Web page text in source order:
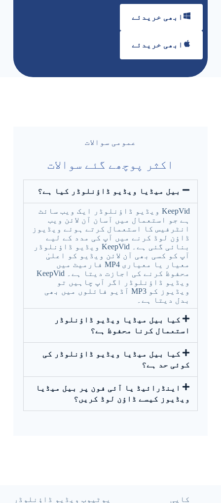
ابھی خریدئے
ابھی خریدئے
عمومی سوالات
اکثر پوچھے گئے سوالات
بیل میڈیا ویڈیو ڈاؤنلوڈر کیا ہے؟
KeepVid ویڈیو ڈاؤنلوڈر ایک ویب سائٹ
ہے جو استعمال میں آسان آن لائن ویب
انٹرفیس کا استعمال کرتے ہوئے ویڈیوز
ڈاؤن لوڈ کرنے میں آپ کی مدد کے لیے
بنائی گئی ہے۔ KeepVid ویڈیو ڈاؤنلوڈر
آپ کو کسی بھی آن لائن ویڈیو کو اعلیٰ
معیار یا معیاری MP4 فارمیٹ میں
محفوظ کرنے کی اجازت دیتا ہے۔ KeepVid
ویڈیو ڈاؤنلوڈر اگر آپ چاہیں تو
ویڈیوز کو MP3 آڈیو فائلوں میں بھی
بدل دیتا ہے۔
کیا بیل میڈیا ویڈیو ڈاؤنلوڈر
استعمال کرنا محفوظ ہے؟
کیا بیل میڈیا ویڈیو ڈاؤنلوڈر کی
کوئی حد ہے؟
اینڈرائیڈ یا آئی فون پر بیل میڈیا
ویڈیوز کیسے ڈاؤن لوڈ کریں؟
کاپی یوٹیوب ویڈیو ڈاؤنلوڈر